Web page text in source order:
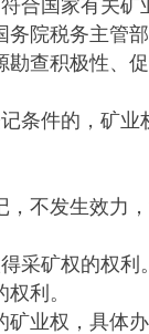
国家有关矿
税务主管
查积极性、
件的，矿业
不发生效力，
矿权的权利。
利。
权，具体办